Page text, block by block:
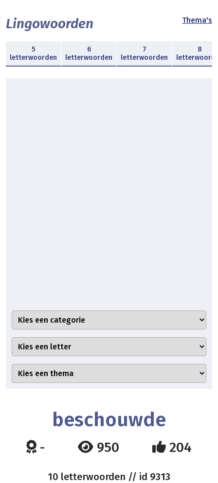
Lingowoorden Thema's
5
letterwoorden
6
letterwoorden
7
letterwoorden
8
beschouwde
- 950 204
10 letterwoorden // id 9313